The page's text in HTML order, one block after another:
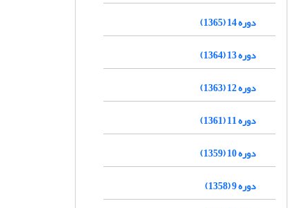
دوره 14 (1365)
دوره 13 (1364)
دوره 12 (1363)
دوره 11 (1361)
دوره 10 (1359)
دوره 9 (1358)